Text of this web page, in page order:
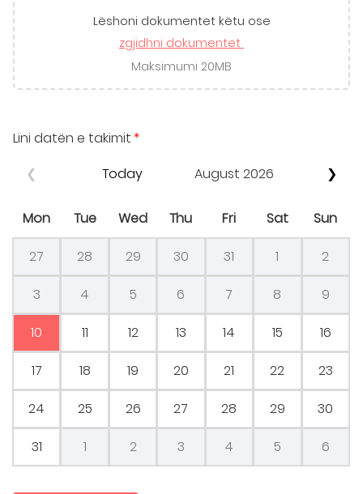
Lëshoni dokumentet këtu ose
zgjidhni dokumentet
Maksimumi 20MB
Lini datën e takimit
❮
Today August 2026 ❯
Mon Tue Wed Thu Fri Sat Sun
27 28 29 30 31 1 2
3 4 5 6 7 8 9
10 11 12 13 14 15 16
17 18 19 20 21 22 23
24 25 26 27 28 29 30
31 1 2 3 4 5 6